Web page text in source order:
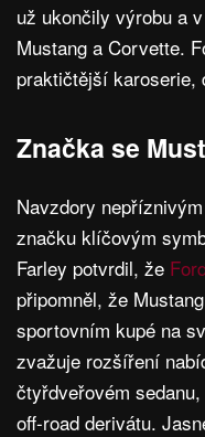
už ukončily výrobu a
Mustang a Corvette.
praktičtější karoserie,
Značka se
Navzdory
značku klíčovým
Farley potvrdil, že
připomněl, že
sportovním kupé na
zvažuje rozšíření
čtyřdveřovém
off-road derivátu.